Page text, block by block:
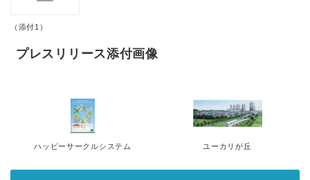
（添付1）
プレスリリース添付画像
ハッピーサークルシステム ユーカリが丘